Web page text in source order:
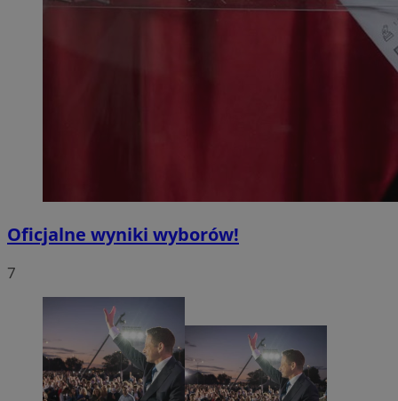
Oficjalne wyniki wyborów!
7